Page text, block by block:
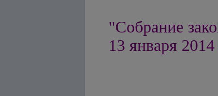
"Собрание
13 января